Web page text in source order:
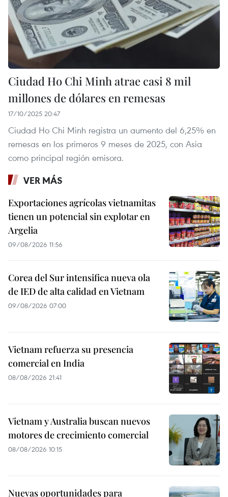
Ciudad Ho Chi Minh atrae casi 8 mil
millones de dólares en remesas
17/10/2025 20:47
Ciudad Ho Chi Minh registra un aumento del 6,25% en
remesas en los primeros 9 meses de 2025, con Asia
como principal región emisora.
VER MÁS
Exportaciones agrícolas vietnamitas
tienen un potencial sin explotar en
Argelia
09/08/2026 11:56
Corea del Sur intensifica nueva ola
de IED de alta calidad en Vietnam
09/08/2026 07:00
Vietnam refuerza su presencia
comercial en India
08/08/2026 21:41
Vietnam y Australia buscan nuevos
motores de crecimiento comercial
08/08/2026 10:15
Nuevas oportunidades para